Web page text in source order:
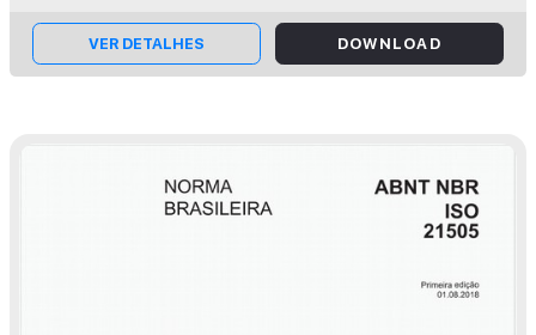
duração ou complexid...
VER DETALHES DOWNLOAD